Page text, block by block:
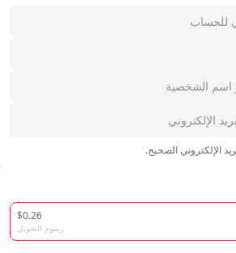
الإلكتروني الصحيح.
$0.26
رسوم التحويل